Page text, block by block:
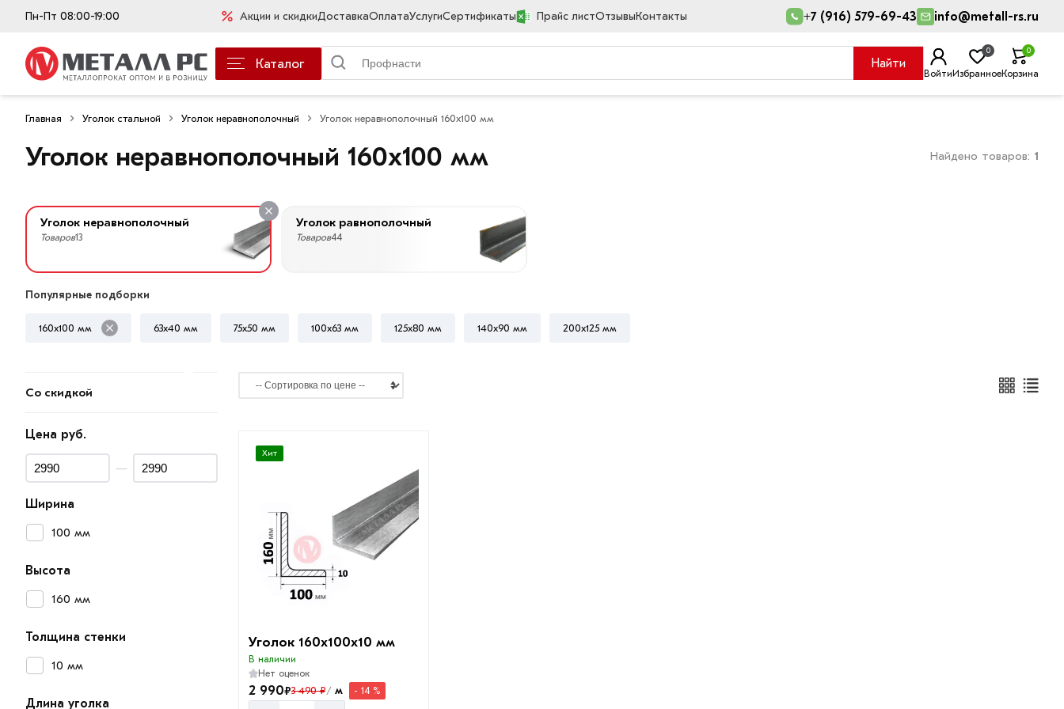
Пн-Пт 08:00-19:00 Акции и скидкиДоставкаОплатаУслугиСертификаты Прайс листОтзывыКонтакты +7 (916) 579-69-43 info@metall-rs.ru
Каталог Найти
ВойтиИзбранное
0
Корзина
0
Главная Уголок стальной Уголок неравнополочный Уголок неравнополочный 160х100 мм
Уголок неравнополочный 160х100 мм Найдено товаров: 1
Уголок неравнополочный
Товаров13
Уголок равнополочный
Товаров44
Популярные подборки
160х100 мм 63х40 мм 75х50 мм 100х63 мм 125х80 мм 140х90 мм 200х125 мм
Со скидкой
Цена руб.
—
Ширина
100 мм
Высота
160 мм
Толщина стенки
10 мм
Длина уголка
Хит
Уголок 160х100х10 мм
В наличии
Нет оценок
2 990₽3 490 ₽/м - 14 %